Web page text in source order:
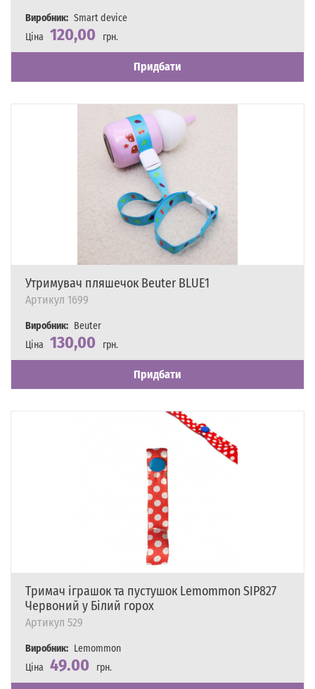
Виробник: Smart device
Ціна 120,00
грн.
Наявність
Є в наявності
Придбати
Утримувач пляшечок Beuter BLUE1
Артикул 1699
Виробник: Beuter
Ціна 130,00
грн.
Наявність
Є в наявності
Придбати
Тримач іграшок та пустушок Lemommon SIP827
Червоний у Білий горох
Артикул 529
Виробник: Lemommon
Ціна 49.00
грн.
Наявність
Є в наявності